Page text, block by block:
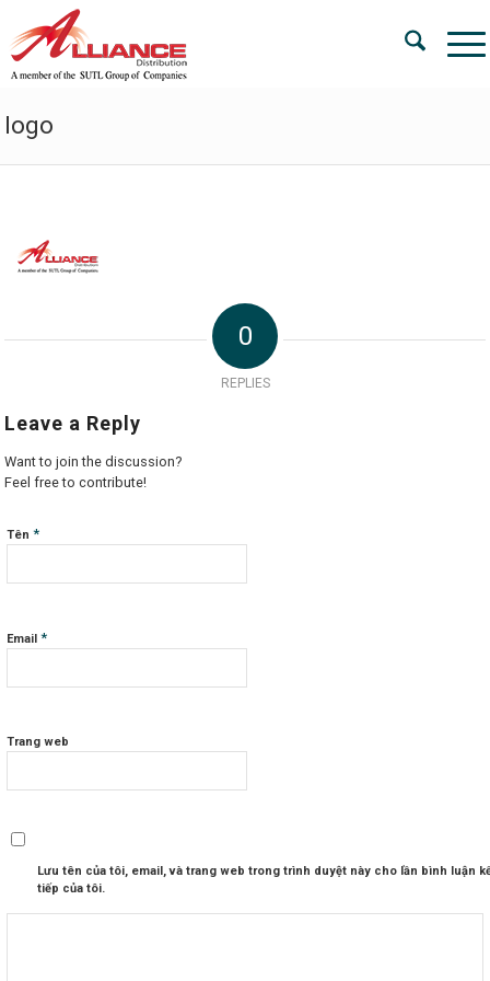
logo
0
REPLIES
Leave a Reply
Want to join the discussion?
Feel free to contribute!
Tên*
Email*
Trang web
Lưu tên của tôi, email, và trang web trong trình duyệt này cho lần bình luận
tiếp của tôi.